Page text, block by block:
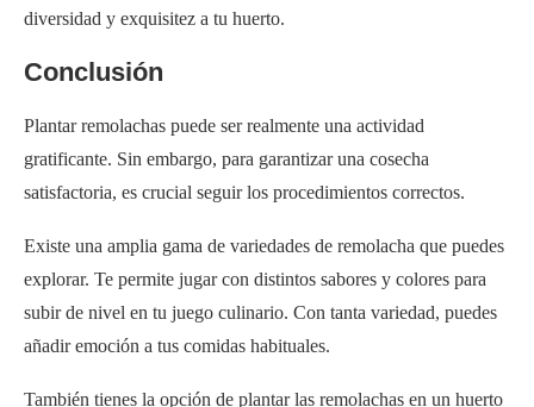
diversidad y exquisitez a tu huerto.
Conclusión
Plantar remolachas puede ser realmente una actividad
gratificante. Sin embargo, para garantizar una cosecha
satisfactoria, es crucial seguir los procedimientos correctos.
Existe una amplia gama de variedades de remolacha que puedes
explorar. Te permite jugar con distintos sabores y colores para
subir de nivel en tu juego culinario. Con tanta variedad, puedes
añadir emoción a tus comidas habituales.
También tienes la opción de plantar las remolachas en un huerto